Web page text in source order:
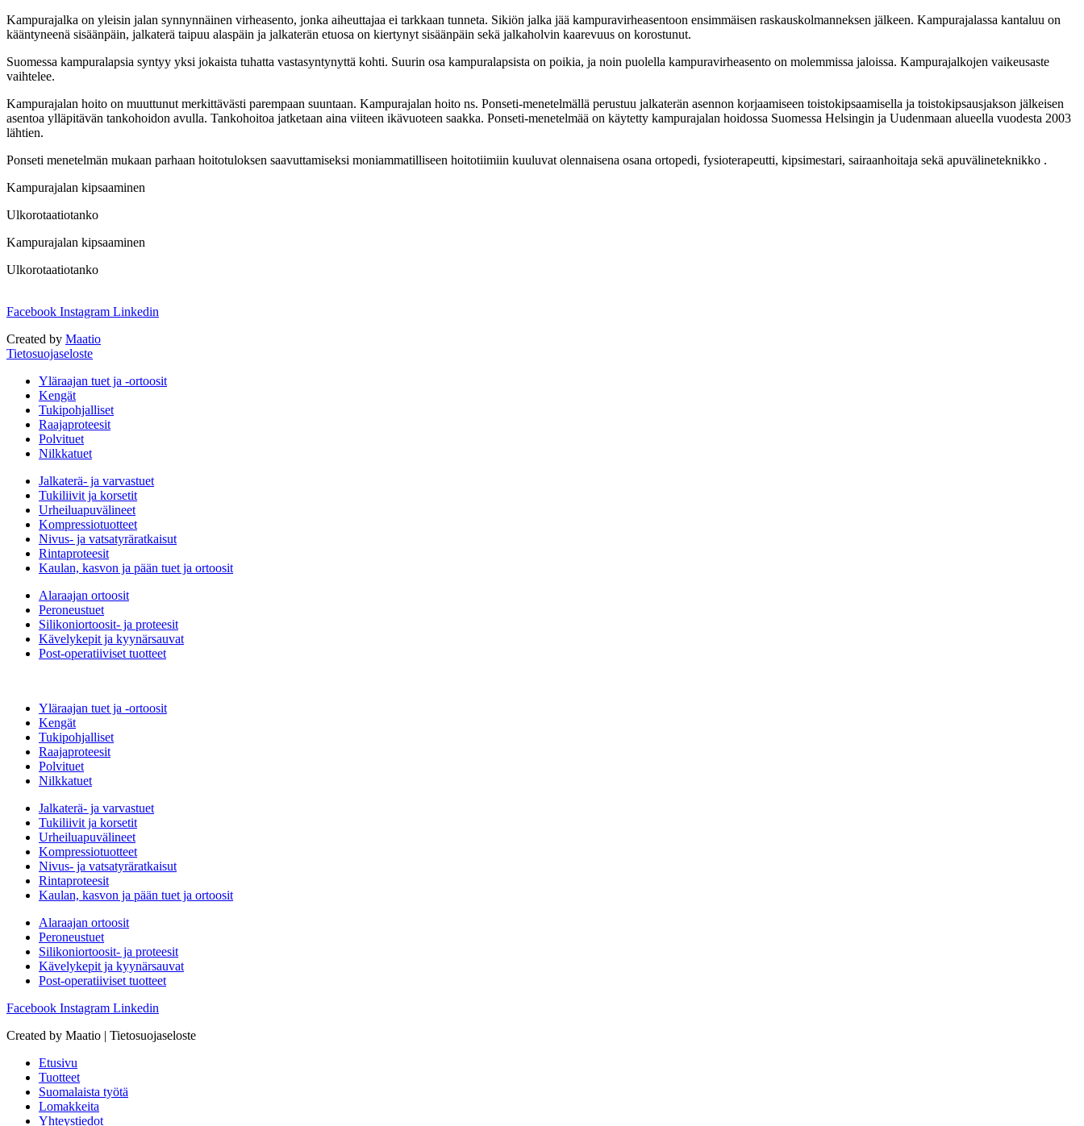
Kampurajalka on yleisin jalan synnynnäinen virheasento, jonka aiheuttajaa ei tarkkaan tunneta. Sikiön jalka jää kampuravirheasentoon ensimmäisen raskauskolmanneksen jälkeen. Kampurajalassa kantaluu on
kääntyneenä sisäänpäin, jalkaterä taipuu alaspäin ja jalkaterän etuosa on kiertynyt sisäänpäin sekä jalkaholvin kaarevuus on korostunut.
Suomessa kampuralapsia syntyy yksi jokaista tuhatta vastasyntynyttä kohti. Suurin osa kampuralapsista on poikia, ja noin puolella kampuravirheasento on molemmissa jaloissa. Kampurajalkojen vaikeusaste
vaihtelee.
Kampurajalan hoito on muuttunut merkittävästi parempaan suuntaan. Kampurajalan hoito ns. Ponseti-menetelmällä perustuu jalkaterän asennon korjaamiseen toistokipsaamisella ja toistokipsausjakson jälkeisen
asentoa ylläpitävän tankohoidon avulla. Tankohoitoa jatketaan aina viiteen ikävuoteen saakka. Ponseti-menetelmää on käytetty kampurajalan hoidossa Suomessa Helsingin ja Uudenmaan alueella vuodesta 2003
lähtien.
Ponseti menetelmän mukaan parhaan hoitotuloksen saavuttamiseksi moniammatilliseen hoitotiimiin kuuluvat olennaisena osana ortopedi, fysioterapeutti, kipsimestari, sairaanhoitaja sekä apuvälineteknikko .
Kampurajalan kipsaaminen
Ulkorotaatiotanko
Kampurajalan kipsaaminen
Ulkorotaatiotanko
Facebook Instagram Linkedin
Created by Maatio
Tietosuojaseloste
Yläraajan tuet ja -ortoosit
Kengät
Tukipohjalliset
Raajaproteesit
Polvituet
Nilkkatuet
Jalkaterä- ja varvastuet
Tukiliivit ja korsetit
Urheiluapuvälineet
Kompressiotuotteet
Nivus- ja vatsatyräratkaisut
Rintaproteesit
Kaulan, kasvon ja pään tuet ja ortoosit
Alaraajan ortoosit
Peroneustuet
Silikoniortoosit- ja proteesit
Kävelykepit ja kyynärsauvat
Post-operatiiviset tuotteet
Yläraajan tuet ja -ortoosit
Kengät
Tukipohjalliset
Raajaproteesit
Polvituet
Nilkkatuet
Jalkaterä- ja varvastuet
Tukiliivit ja korsetit
Urheiluapuvälineet
Kompressiotuotteet
Nivus- ja vatsatyräratkaisut
Rintaproteesit
Kaulan, kasvon ja pään tuet ja ortoosit
Alaraajan ortoosit
Peroneustuet
Silikoniortoosit- ja proteesit
Kävelykepit ja kyynärsauvat
Post-operatiiviset tuotteet
Facebook Instagram Linkedin
Created by Maatio | Tietosuojaseloste
Etusivu
Tuotteet
Suomalaista työtä
Lomakkeita
Yhteystiedot